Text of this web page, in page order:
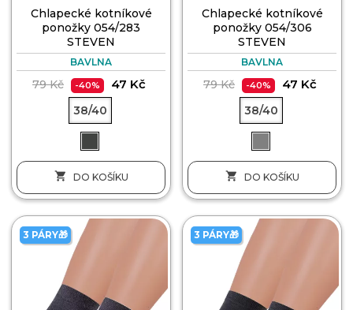
Chlapecké kotníkové
ponožky 054/283
STEVEN
BAVLNA
79 Kč -40% 47 Kč
38/40
 DO KOŠÍKU
Chlapecké kotníkové
ponožky 054/306
STEVEN
BAVLNA
79 Kč -40% 47 Kč
38/40
 DO KOŠÍKU
3 PÁRY🎁 3 PÁRY🎁